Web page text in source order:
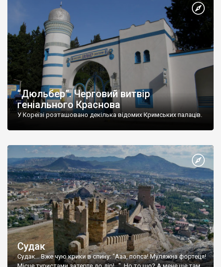
“Дюльбер”. Черговий витвір
геніального Краснова
У Кореїзі розташовано декілька відомих Кримських палаців.
Судак
Судак... Вже чую крики в спину: "Ааа, попса! Муляжна фортеця!